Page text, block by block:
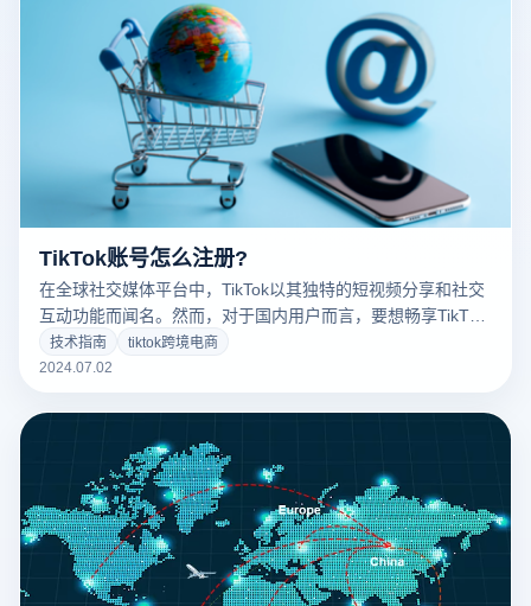
TikTok账号怎么注册?
在全球社交媒体平台中，TikTok以其独特的短视频分享和社交
互动功能而闻名。然而，对于国内用户而言，要想畅享TikTok
的乐趣和商业机会，则需要跨越一些技术和地理限制。tiktok
跨境电商怎么入驻？以下是一些关键步骤和注意事项，帮助您
技术指南
tiktok跨境电商
2024.07.02